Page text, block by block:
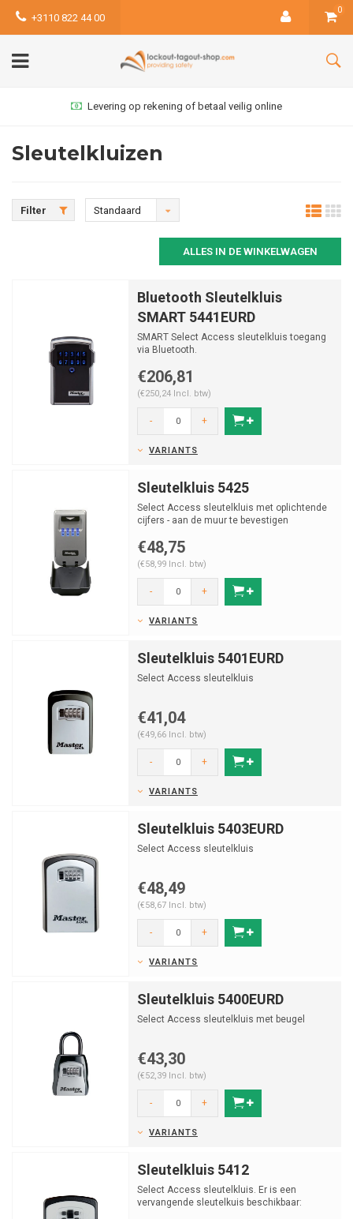
+3110 822 44 00
0
Levering op rekening of betaal veilig online
Sleutelkluizen
Filter Standaard
ALLES IN DE WINKELWAGEN
Bluetooth Sleutelkluis
SMART 5441EURD
SMART Select Access sleutelkluis toegang
via Bluetooth.
€206,81
(€250,24 Incl. btw)
- +
VARIANTS
Sleutelkluis 5425
Select Access sleutelkluis met oplichtende
cijfers - aan de muur te bevestigen
€48,75
(€58,99 Incl. btw)
- +
VARIANTS
Sleutelkluis 5401EURD
Select Access sleutelkluis
€41,04
(€49,66 Incl. btw)
- +
VARIANTS
Sleutelkluis 5403EURD
Select Access sleutelkluis
€48,49
(€58,67 Incl. btw)
- +
VARIANTS
Sleutelkluis 5400EURD
Select Access sleutelkluis met beugel
€43,30
(€52,39 Incl. btw)
- +
VARIANTS
Sleutelkluis 5412
Select Access sleutelkluis. Er is een
vervangende sleutelkuis beschikbaar: